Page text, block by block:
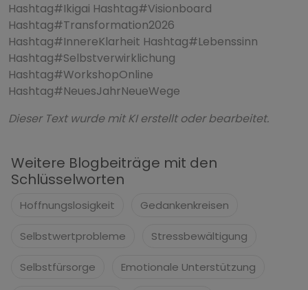
Hashtag#Ikigai Hashtag#Visionboard
Hashtag#Transformation2026
Hashtag#InnereKlarheit Hashtag#Lebenssinn
Hashtag#Selbstverwirklichung
Hashtag#WorkshopOnline
Hashtag#NeuesJahrNeueWege
Dieser Text wurde mit KI erstellt oder bearbeitet.
Weitere Blogbeiträge mit den
Schlüsselworten
Hoffnungslosigkeit Gedankenkreisen
Selbstwertprobleme Stressbewältigung
Selbstfürsorge Emotionale Unterstützung